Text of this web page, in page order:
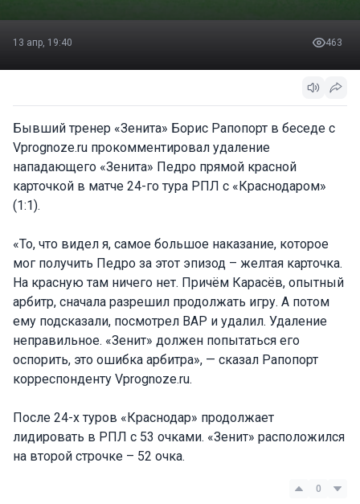
13 апр, 19:40 463
Бывший тренер «Зенита» Борис Рапопорт в беседе с
Vprognoze.ru прокомментировал удаление
нападающего «Зенита» Педро прямой красной
карточкой в матче 24-го тура РПЛ с «Краснодаром»
(1:1).
«То, что видел я, самое большое наказание, которое
мог получить Педро за этот эпизод – желтая карточка.
На красную там ничего нет. Причём Карасёв, опытный
арбитр, сначала разрешил продолжать игру. А потом
ему подсказали, посмотрел ВАР и удалил. Удаление
неправильное. «Зенит» должен попытаться его
оспорить, это ошибка арбитра», — сказал Рапопорт
корреспонденту Vprognoze.ru.
После 24-х туров «Краснодар» продолжает
лидировать в РПЛ с 53 очками. «Зенит» расположился
на второй строчке – 52 очка.
0